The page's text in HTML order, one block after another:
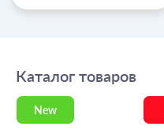
Каталог товаров
New